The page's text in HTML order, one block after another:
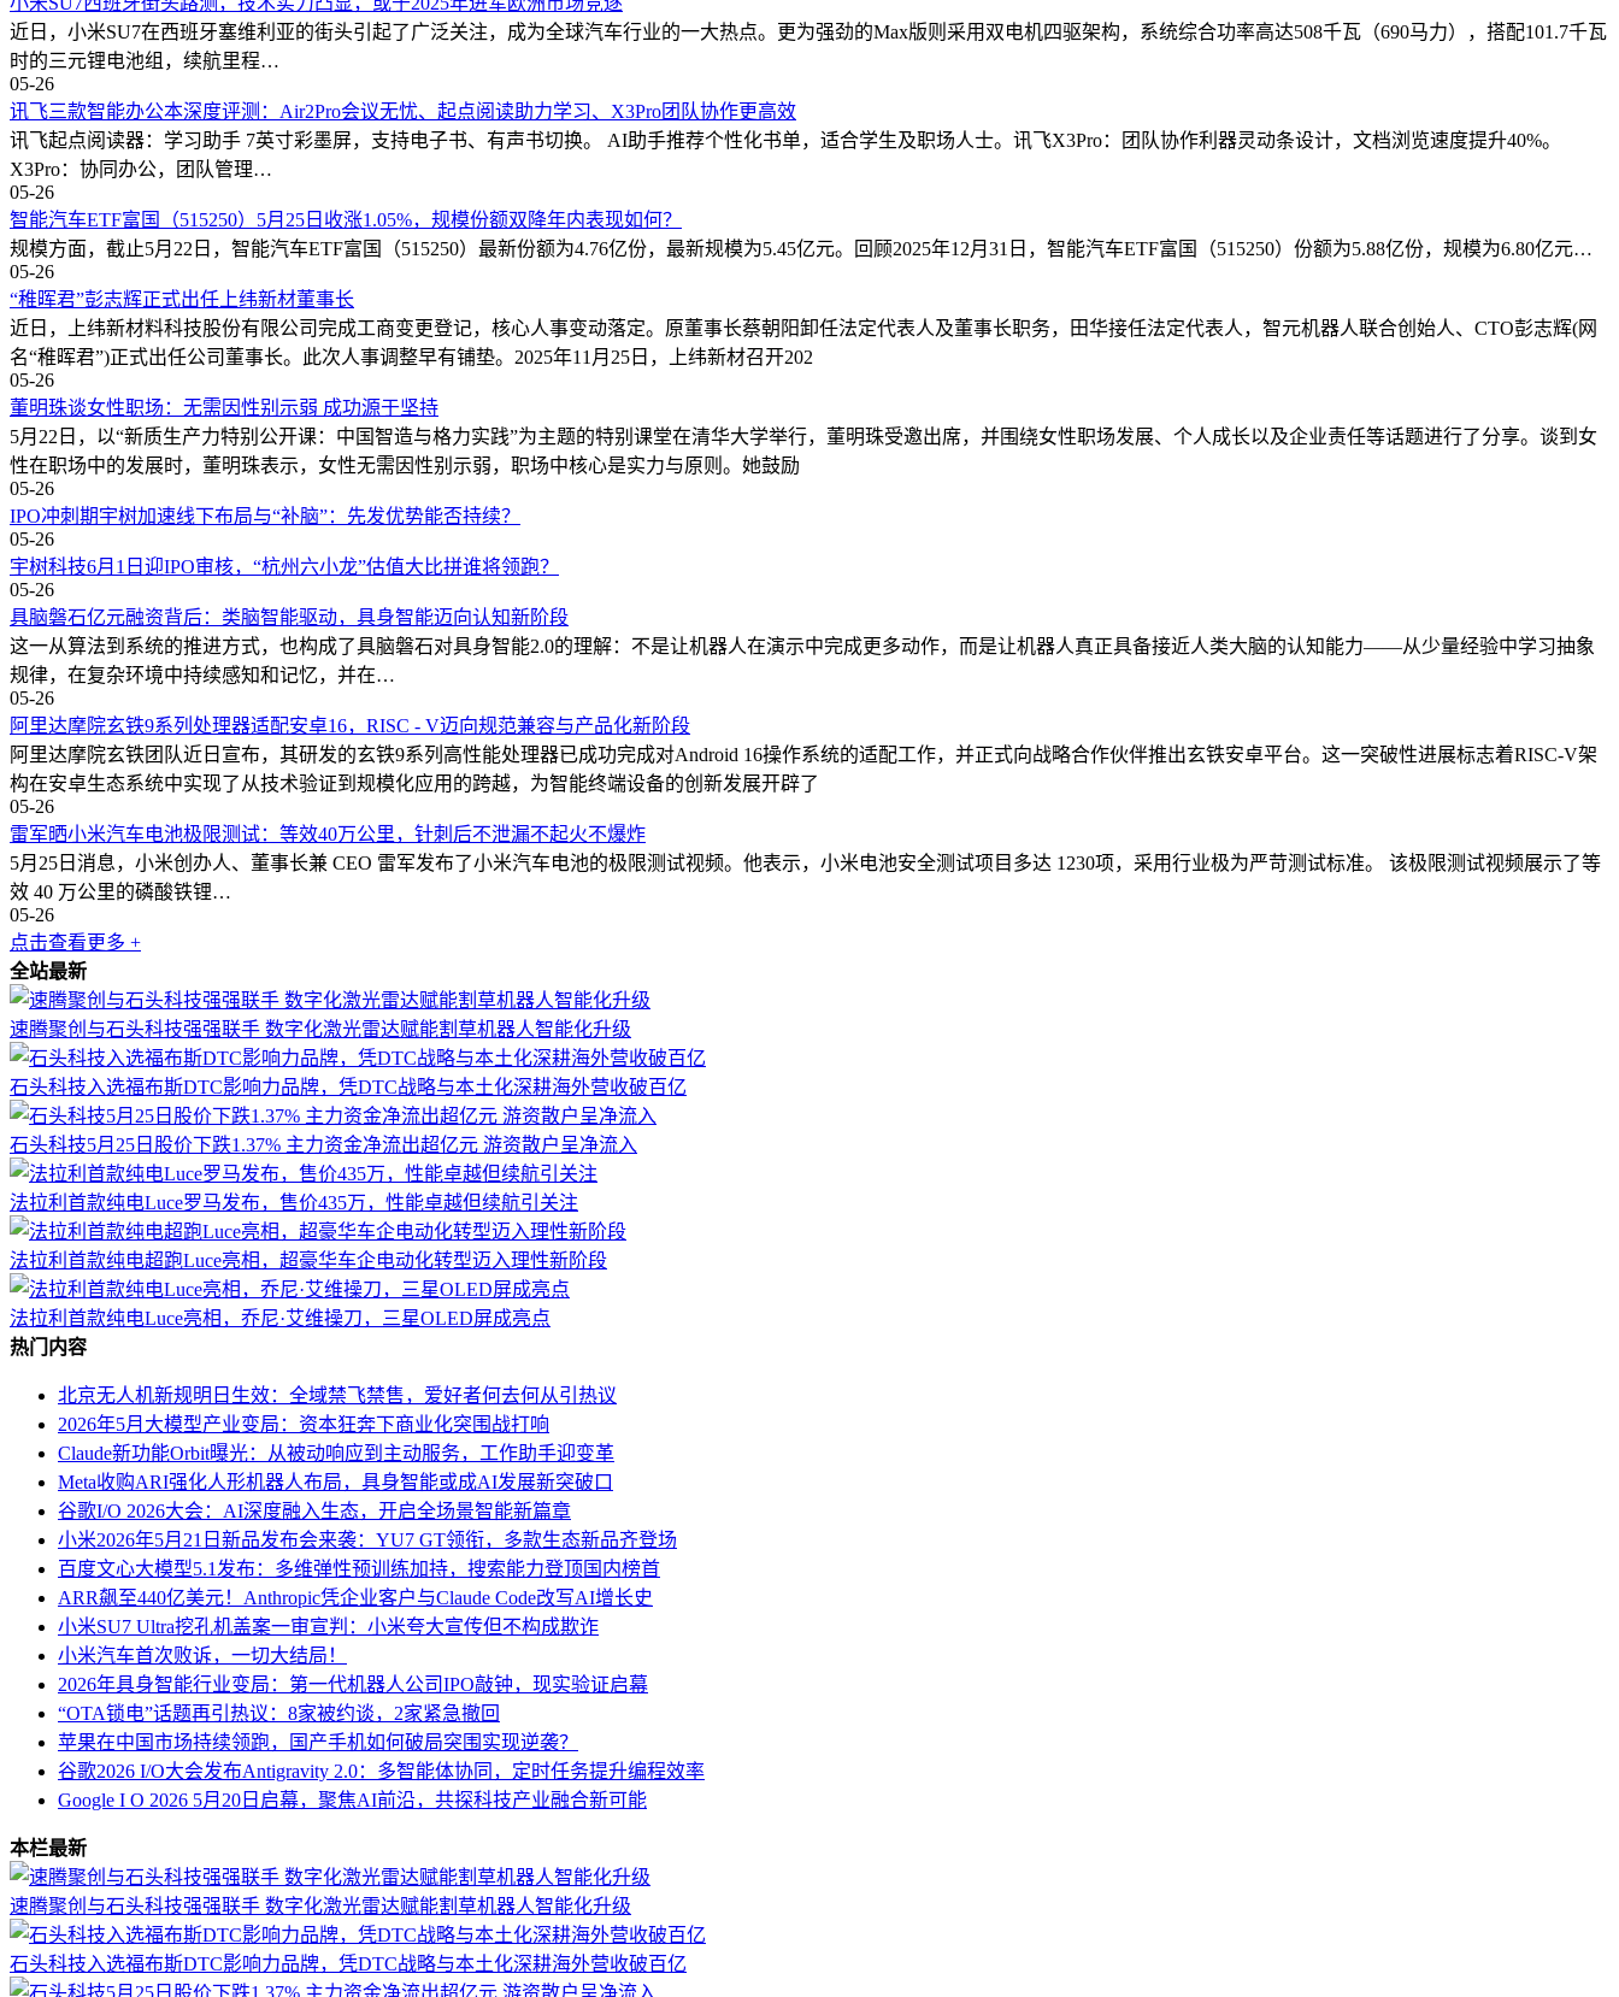
近日，小米SU7在西班牙塞维利亚的街头引起了广泛关注，成为全球汽车行业的一大热点。更为强劲的Max版则采用双电机四驱架构，系统综合功率高达508千瓦（690马力），搭配101.7千瓦
时的三元锂电池组，续航里程…
05-26
讯飞三款智能办公本深度评测：Air2Pro会议无忧、起点阅读助力学习、X3Pro团队协作更高效
讯飞起点阅读器：学习助手 7英寸彩墨屏，支持电子书、有声书切换。 AI助手推荐个性化书单，适合学生及职场人士。讯飞X3Pro：团队协作利器灵动条设计，文档浏览速度提升40%。
X3Pro：协同办公，团队管理…
05-26
智能汽车ETF富国（515250）5月25日收涨1.05%，规模份额双降年内表现如何？
规模方面，截止5月22日，智能汽车ETF富国（515250）最新份额为4.76亿份，最新规模为5.45亿元。回顾2025年12月31日，智能汽车ETF富国（515250）份额为5.88亿份，规模为6.80亿元…
05-26
“稚晖君”彭志辉正式出任上纬新材董事长
近日，上纬新材料科技股份有限公司完成工商变更登记，核心人事变动落定。原董事长蔡朝阳卸任法定代表人及董事长职务，田华接任法定代表人，智元机器人联合创始人、CTO彭志辉(网
名“稚晖君”)正式出任公司董事长。此次人事调整早有铺垫。2025年11月25日，上纬新材召开202
05-26
董明珠谈女性职场：无需因性别示弱 成功源于坚持
5月22日，以“新质生产力特别公开课：中国智造与格力实践”为主题的特别课堂在清华大学举行，董明珠受邀出席，并围绕女性职场发展、个人成长以及企业责任等话题进行了分享。谈到女
性在职场中的发展时，董明珠表示，女性无需因性别示弱，职场中核心是实力与原则。她鼓励
05-26
IPO冲刺期宇树加速线下布局与“补脑”：先发优势能否持续？
05-26
宇树科技6月1日迎IPO审核，“杭州六小龙”估值大比拼谁将领跑？
05-26
具脑磐石亿元融资背后：类脑智能驱动，具身智能迈向认知新阶段
这一从算法到系统的推进方式，也构成了具脑磐石对具身智能2.0的理解：不是让机器人在演示中完成更多动作，而是让机器人真正具备接近人类大脑的认知能力——从少量经验中学习抽象
规律，在复杂环境中持续感知和记忆，并在…
05-26
阿里达摩院玄铁9系列处理器适配安卓16，RISC - V迈向规范兼容与产品化新阶段
阿里达摩院玄铁团队近日宣布，其研发的玄铁9系列高性能处理器已成功完成对Android 16操作系统的适配工作，并正式向战略合作伙伴推出玄铁安卓平台。这一突破性进展标志着RISC-V架
构在安卓生态系统中实现了从技术验证到规模化应用的跨越，为智能终端设备的创新发展开辟了
05-26
雷军晒小米汽车电池极限测试：等效40万公里，针刺后不泄漏不起火不爆炸
5月25日消息，小米创办人、董事长兼 CEO 雷军发布了小米汽车电池的极限测试视频。他表示，小米电池安全测试项目多达 1230项，采用行业极为严苛测试标准。 该极限测试视频展示了等
效 40 万公里的磷酸铁锂…
05-26
点击查看更多 +
全站最新
速腾聚创与石头科技强强联手 数字化激光雷达赋能割草机器人智能化升级
石头科技入选福布斯DTC影响力品牌，凭DTC战略与本土化深耕海外营收破百亿
石头科技5月25日股价下跌1.37% 主力资金净流出超亿元 游资散户呈净流入
法拉利首款纯电Luce罗马发布，售价435万，性能卓越但续航引关注
法拉利首款纯电超跑Luce亮相，超豪华车企电动化转型迈入理性新阶段
法拉利首款纯电Luce亮相，乔尼·艾维操刀，三星OLED屏成亮点
热门内容
北京无人机新规明日生效：全域禁飞禁售，爱好者何去何从引热议
2026年5月大模型产业变局：资本狂奔下商业化突围战打响
Claude新功能Orbit曝光：从被动响应到主动服务，工作助手迎变革
Meta收购ARI强化人形机器人布局，具身智能或成AI发展新突破口
谷歌I/O 2026大会：AI深度融入生态，开启全场景智能新篇章
小米2026年5月21日新品发布会来袭：YU7 GT领衔，多款生态新品齐登场
百度文心大模型5.1发布：多维弹性预训练加持，搜索能力登顶国内榜首
ARR飙至440亿美元！Anthropic凭企业客户与Claude Code改写AI增长史
小米SU7 Ultra挖孔机盖案一审宣判：小米夸大宣传但不构成欺诈
小米汽车首次败诉，一切大结局！
2026年具身智能行业变局：第一代机器人公司IPO敲钟，现实验证启幕
“OTA锁电”话题再引热议：8家被约谈，2家紧急撤回
苹果在中国市场持续领跑，国产手机如何破局突围实现逆袭？
谷歌2026 I/O大会发布Antigravity 2.0：多智能体协同，定时任务提升编程效率
Google I O 2026 5月20日启幕，聚焦AI前沿，共探科技产业融合新可能
本栏最新
速腾聚创与石头科技强强联手 数字化激光雷达赋能割草机器人智能化升级
石头科技入选福布斯DTC影响力品牌，凭DTC战略与本土化深耕海外营收破百亿